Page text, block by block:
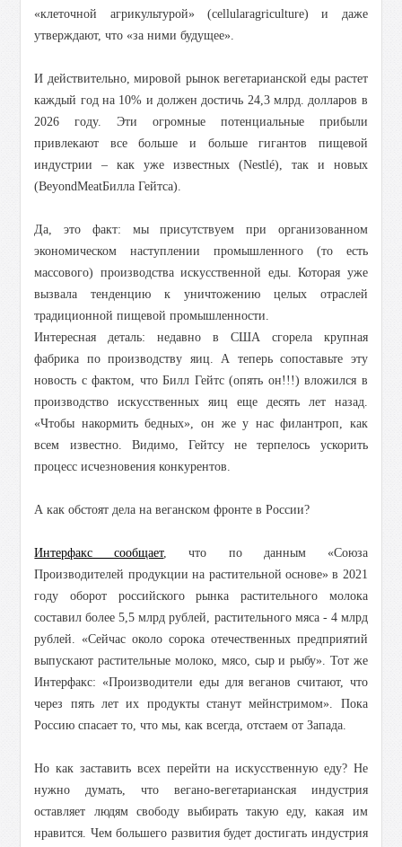
«клеточной агрикультурой» (cellularagriculture) и даже
утверждают, что «за ними будущее».
И действительно, мировой рынок вегетарианской еды растет
каждый год на 10% и должен достичь 24,3 млрд. долларов в
2026 году. Эти огромные потенциальные прибыли
привлекают все больше и больше гигантов пищевой
индустрии – как уже известных (Nestlé), так и новых
(BeyondMeatБилла Гейтса).
Да, это факт: мы присутствуем при организованном
экономическом наступлении промышленного (то есть
массового) производства искусственной еды. Которая уже
вызвала тенденцию к уничтожению целых отраслей
традиционной пищевой промышленности.
Интересная деталь: недавно в США сгорела крупная
фабрика по производству яиц. А теперь сопоставьте эту
новость с фактом, что Билл Гейтс (опять он!!!) вложился в
производство искусственных яиц еще десять лет назад.
«Чтобы накормить бедных», он же у нас филантроп, как
всем известно. Видимо, Гейтсу не терпелось ускорить
процесс исчезновения конкурентов.
А как обстоят дела на веганском фронте в России?
Интерфакс сообщает, что по данным «Союза
Производителей продукции на растительной основе» в 2021
году оборот российского рынка растительного молока
составил более 5,5 млрд рублей, растительного мяса - 4 млрд
рублей. «Сейчас около сорока отечественных предприятий
выпускают растительные молоко, мясо, сыр и рыбу». Тот же
Интерфакс: «Производители еды для веганов считают, что
через пять лет их продукты станут мейнстримом». Пока
Россию спасает то, что мы, как всегда, отстаем от Запада.
Но как заставить всех перейти на искусственную еду? Не
нужно думать, что вегано-вегетарианская индустрия
оставляет людям свободу выбирать такую еду, какая им
нравится. Чем большего развития будет достигать индустрия